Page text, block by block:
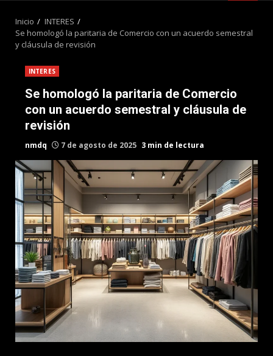
Inicio
INTERES
Se homologó la paritaria de Comercio con un acuerdo semestral
y cláusula de revisión
INTERES
Se homologó la paritaria de Comercio
con un acuerdo semestral y cláusula de
revisión
nmdq 7 de agosto de 2025 3 min de lectura